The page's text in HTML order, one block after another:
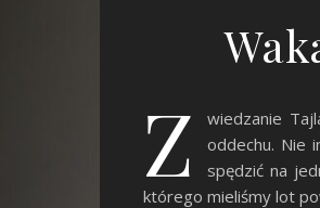
Z
wiedzanie
oddechu. Nie
spędzić na
którego mieliśmy lot